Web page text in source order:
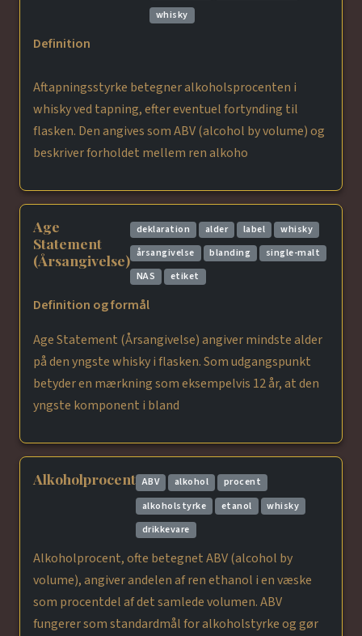
whisky
Definition
Aftapningsstyrke betegner alkoholsprocenten i
whisky ved tapning, efter eventuel fortynding til
flasken. Den angives som ABV (alcohol by volume) og
beskriver forholdet mellem ren alkoho
Age
Statement
(Årsangivelse)
deklaration alder label
whisky
årsangivelse
blanding
single-malt
NAS
etiket
Definition og formål
Age Statement (Årsangivelse) angiver mindste alder
på den yngste whisky i flasken. Som udgangspunkt
betyder en mærkning som eksempelvis 12 år, at den
yngste komponent i bland
Alkoholprocent ABV alkohol
procent
alkoholstyrke
etanol
whisky
drikkevare
Alkoholprocent, ofte betegnet ABV (alcohol by
volume), angiver andelen af ren ethanol i en væske
som procentdel af det samlede volumen. ABV
fungerer som standardmål for alkoholstyrke og gør